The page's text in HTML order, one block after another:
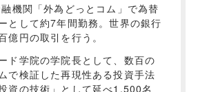
機関「外為どっとコム」で為替
として約7年間勤務。世界の銀行
億円の取引を行う。
ド学院の学院長として、数百の
で検証した再現性ある投資手法
資の技術」として延べ1,500名